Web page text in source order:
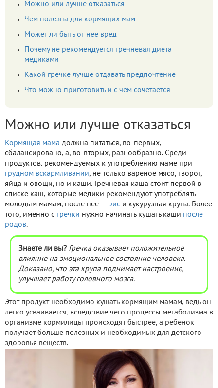
Можно или лучше отказаться
Чем полезна для кормящих мам
Может ли быть от нее вред
Почему не рекомендуется гречневая диета
медиками
Какой гречке лучше отдавать предпочтение
Что можно приготовить и с чем сочетается
Можно или лучше отказаться
Кормящая мама должна питаться, во-первых,
сбалансировано, а, во-вторых, разнообразно. Среди
продуктов, рекомендуемых к употреблению маме при
грудном вскармливании, не только вареное мясо, творог,
яйца и овощи, но и каши. Гречневая каша стоит первой в
списке каш, которые медики рекомендуют употреблять
молодым мамам, после нее — рис и кукурузная крупа. Более
того, именно с гречки нужно начинать кушать каши после
родов.
Знаете ли вы? Гречка оказывает положительное
влияние на эмоциональное состояние человека.
Доказано, что эта крупа поднимает настроение,
улучшает работу головного мозга.
Этот продукт необходимо кушать кормящим мамам, ведь он
легко усваивается, вследствие чего процессы метаболизма в
организме кормилицы происходят быстрее, а ребенок
получает больше полезных и необходимых для детского
здоровья веществ.